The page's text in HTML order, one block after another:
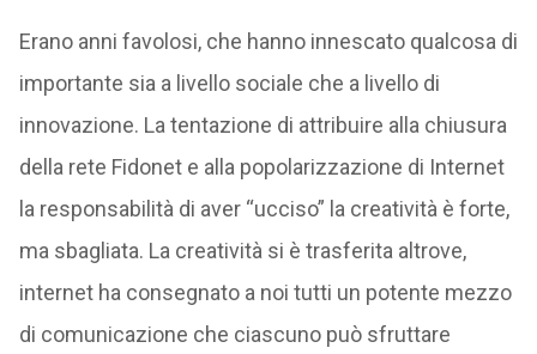
Erano anni favolosi, che hanno innescato qualcosa di
importante sia a livello sociale che a livello di
innovazione. La tentazione di attribuire alla chiusura
della rete Fidonet e alla popolarizzazione di Internet
la responsabilità di aver “ucciso” la creatività è forte,
ma sbagliata. La creatività si è trasferita altrove,
internet ha consegnato a noi tutti un potente mezzo
di comunicazione che ciascuno può sfruttare